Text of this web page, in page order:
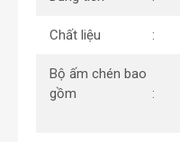
Chất liệu
Bộ ấm chén bao
gồm